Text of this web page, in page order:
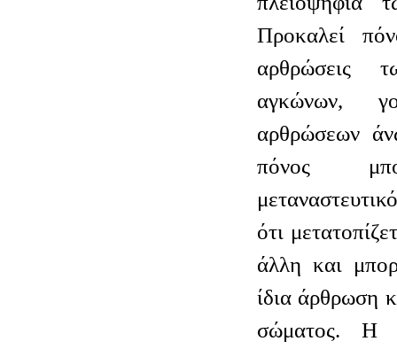
Προκαλεί
αρθρώσεις
αγκώνων,
αρθρώσεων
πόνος
ότι
άλλη και
ίδια άρθρωση
σώματος. Η